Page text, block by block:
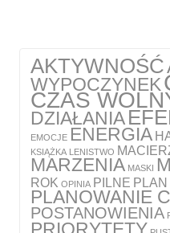
AKTYWNOŚĆ
WYPOCZYNEK
CZAS
DZIAŁANIA
EMOCJE ENERGIA
KSIĄŻKA LENISTWO
MARZENIA MASKI
ROK OPINIA PILNE PLAN
PLANOWANIE
POSTANOWIENIA